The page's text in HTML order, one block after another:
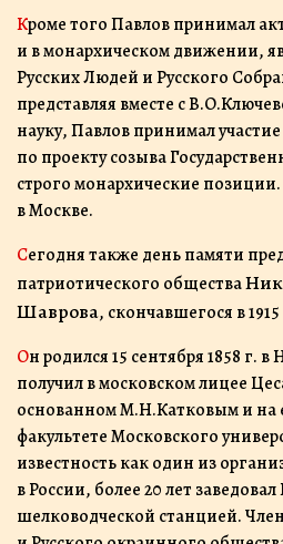
Кроме того Павлов принимал активное участие
и в монархическом движении,
Русских Людей и Русского
представляя вместе с
науку, Павлов принимал
по проекту созыва
строго монархические
в Москве.
Сегодня также день памяти председателя Тифлисского
патриотического общества
Шаврова, скончавшегося в 1915
Он родился 15 сентября 1858 г. в Николаеве. Образование
получил в московском лицее
основанном М.Н.Катковым и на
факультете Московского
известность как один из
в России, более 20 лет
шелководческой станцией.